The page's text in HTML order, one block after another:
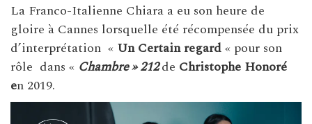
La Franco-Italienne Chiara a eu son heure de
gloire à Cannes lorsquelle été récompensée du prix
d’interprétation « Un Certain regard« pour son
rôle dans « Chambre » 212de Christophe Honoré
en 2019.